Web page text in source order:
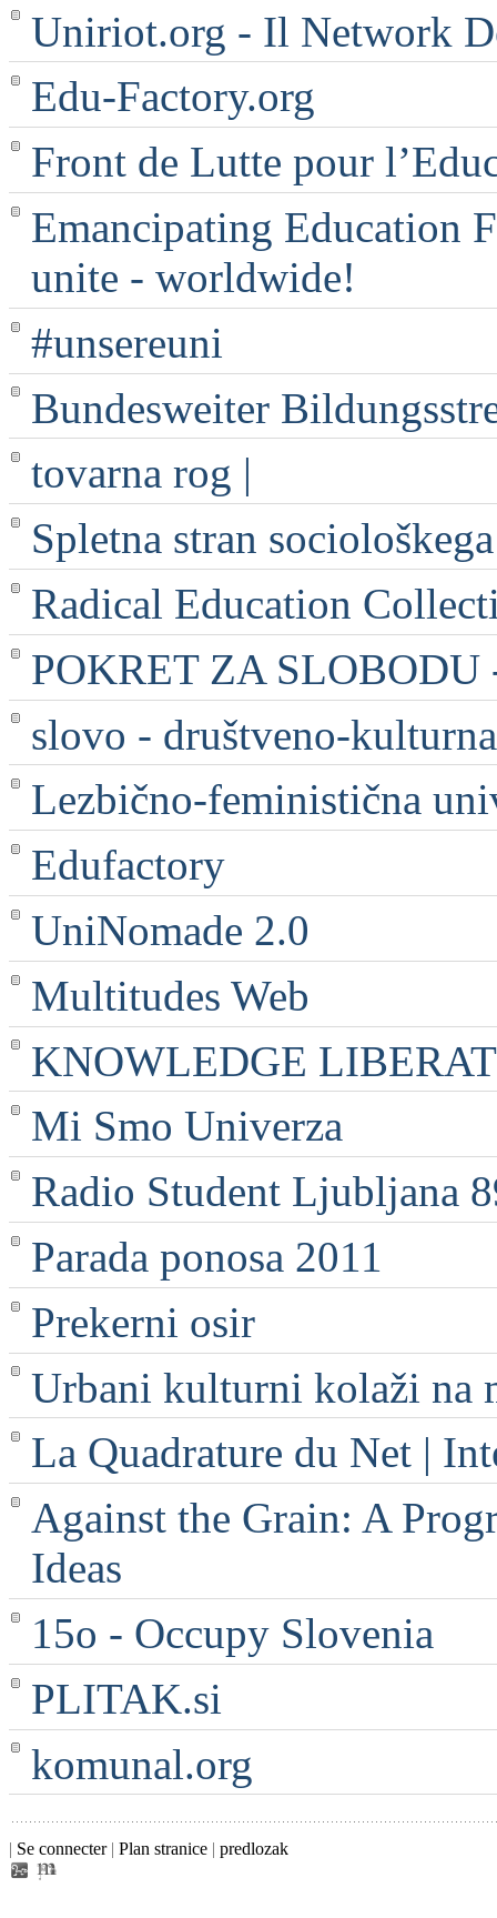
Uniriot.org - Il Network
Edu-Factory.org
Front de Lutte pour
Emancipating Education
unite - worldwide!
#unsereuni
Bundesweiter
tovarna rog |
Spletna stran
Radical Education
POKRET ZA SLOBODU
slovo - društveno-
Lezbično-feministična
Edufactory
UniNomade 2.0
Multitudes Web
KNOWLEDGE
Mi Smo Univerza
Radio Student Ljubljana
Parada ponosa 2011
Prekerni osir
Urbani kulturni kolaži na
La Quadrature du Net |
Against the Grain: A
Ideas
15o - Occupy Slovenia
PLITAK.si
komunal.org
| Se connecter| Plan stranice | predlozak